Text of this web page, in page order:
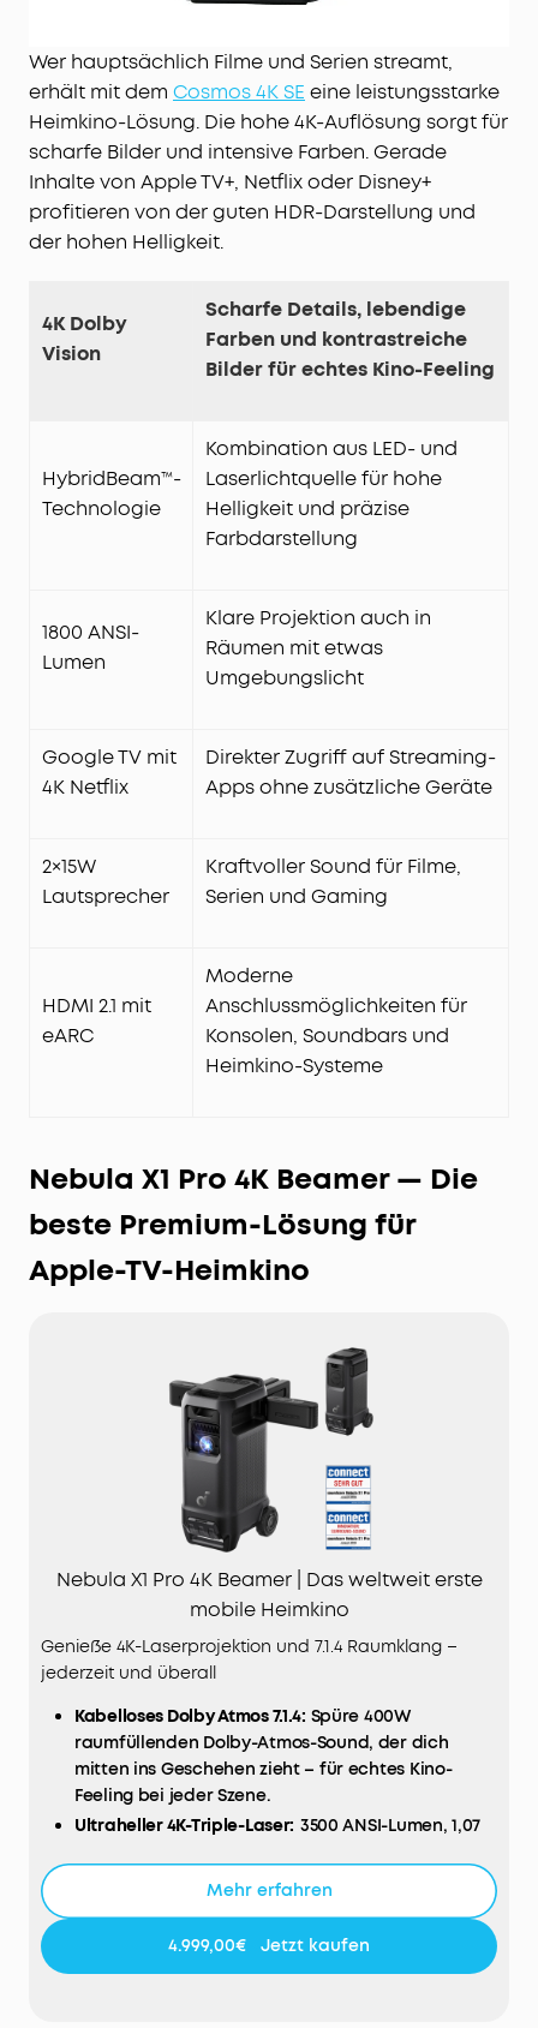
Wer hauptsächlich Filme und Serien streamt,
erhält mit dem Cosmos 4K SE eine leistungsstarke
Heimkino-Lösung. Die hohe 4K-Auflösung sorgt für
scharfe Bilder und intensive Farben. Gerade
Inhalte von Apple TV+, Netflix oder Disney+
profitieren von der guten HDR-Darstellung und
der hohen Helligkeit.
4K Dolby
Vision
Scharfe Details, lebendige
Farben und kontrastreiche
Bilder für echtes Kino-Feeling
HybridBeam™-
Technologie
Kombination aus LED- und
Laserlichtquelle für hohe
Helligkeit und präzise
Farbdarstellung
1800 ANSI-
Lumen
Klare Projektion auch in
Räumen mit etwas
Umgebungslicht
Google TV mit
4K Netflix
Direkter Zugriff auf Streaming-
Apps ohne zusätzliche Geräte
2×15W
Lautsprecher
Kraftvoller Sound für Filme,
Serien und Gaming
HDMI 2.1 mit
eARC
Moderne
Anschlussmöglichkeiten für
Konsolen, Soundbars und
Heimkino-Systeme
Nebula X1 Pro 4K Beamer — Die
beste Premium-Lösung für
Apple-TV-Heimkino
Nebula X1 Pro 4K Beamer | Das weltweit erste
mobile Heimkino
Genieße 4K-Laserprojektion und 7.1.4 Raumklang –
jederzeit und überall
Kabelloses Dolby Atmos 7.1.4: Spüre 400W
raumfüllenden Dolby-Atmos-Sound, der dich
mitten ins Geschehen zieht – für echtes Kino-
Feeling bei jeder Szene.
Ultraheller 4K-Triple-Laser: 3500 ANSI-Lumen, 1,07
für beeindruckende Schärfe und brillante Bilder –
Tiefe Schwarztöne, echter Kinokontrast:
Mit 5000:1
Mehr erfahren
4.999,00€ Jetzt kaufen